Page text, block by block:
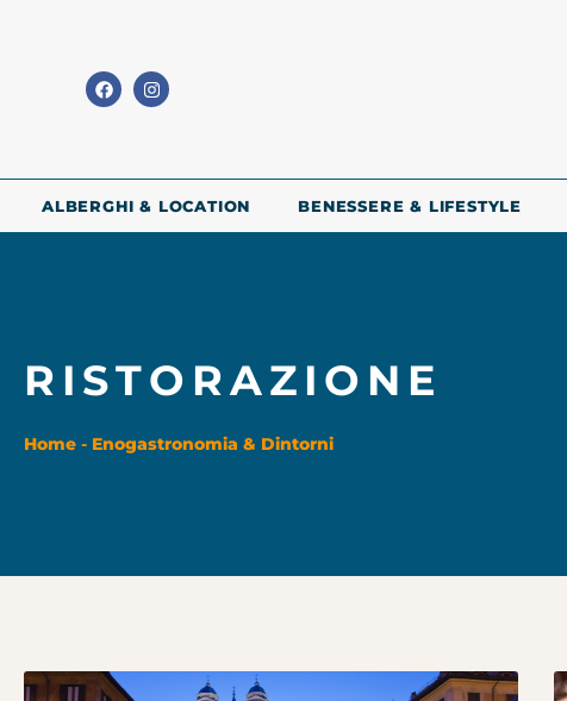
ALBERGHI & LOCATION BENESSERE & LIFESTYLE
RISTORAZIONE
Home - Enogastronomia & Dintorni